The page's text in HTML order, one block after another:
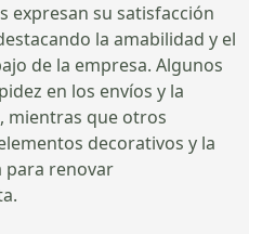
expresan su satisfacción
la amabilidad y el
de la empresa. Algunos
en los envíos y la
mientras que otros
decorativos y la
para renovar